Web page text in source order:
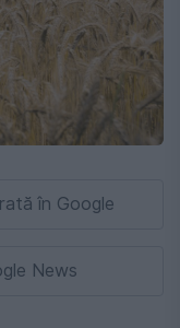
în Google
News